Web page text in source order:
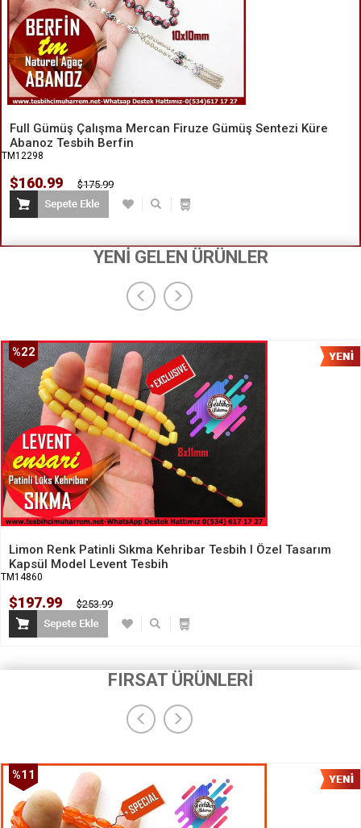
Full Gümüş Çalışma Mercan Firuze Gümüş Sentezi Küre
Abanoz Tesbih Berfin
TM12298
$160.99 $175.99
YENİ GELEN ÜRÜNLER
Limon Renk Patinli Sıkma Kehribar Tesbih I Özel Tasarım
Kapsül Model Levent Tesbih
TM14860
$197.99 $253.99
%22
İndirim
FIRSAT ÜRÜNLERİ
%11
İndirim